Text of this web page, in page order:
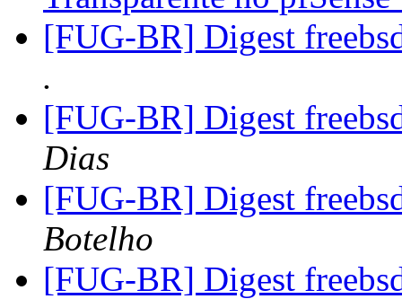
[FUG-BR] Digest
.
[FUG-BR] Digest
Dias
[FUG-BR] Digest
Botelho
[FUG-BR] Digest